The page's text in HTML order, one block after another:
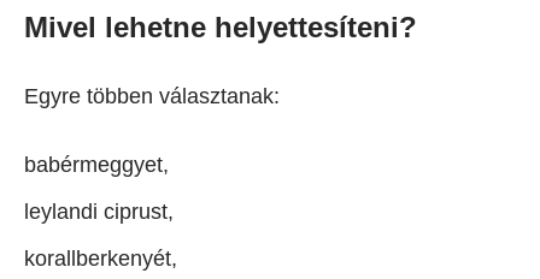
Mivel lehetne helyettesíteni?
Egyre többen választanak:
babérmeggyet,
leylandi ciprust,
korallberkenyét,